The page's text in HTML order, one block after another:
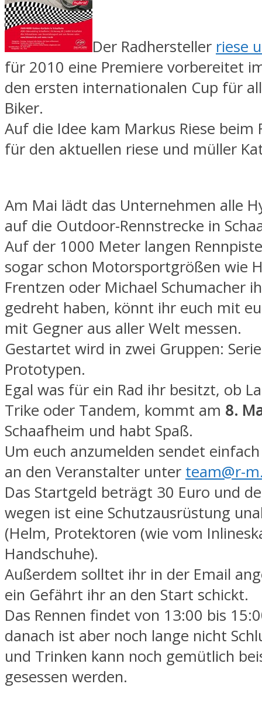
Der Radhersteller riese
für 2010 eine Premiere vorbereitet
den ersten internationalen Cup für
Biker.
Auf die Idee kam Markus Riese beim
für den aktuellen riese und müller
Am Mai lädt das Unternehmen alle
auf die Outdoor-Rennstrecke in
Auf der 1000 Meter langen
sogar schon Motorsportgrößen wie
Frentzen oder Michael Schumacher
gedreht haben, könnt ihr euch mit
mit Gegner aus aller Welt messen.
Gestartet wird in zwei Gruppen:
Prototypen.
Egal was für ein Rad ihr besitzt, ob
Trike oder Tandem, kommt am 8.
Schaafheim und habt Spaß.
Um euch anzumelden sendet
an den Veranstalter unter team@r-
Das Startgeld beträgt 30 Euro und
wegen ist eine Schutzausrüstung
(Helm, Protektoren (wie vom
Handschuhe).
Außerdem solltet ihr in der Email
ein Gefährt ihr an den Start schickt.
Das Rennen findet von 13:00 bis
danach ist aber noch lange nicht
und Trinken kann noch gemütlich
gesessen werden.